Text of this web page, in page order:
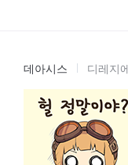
데아시스 디레지에